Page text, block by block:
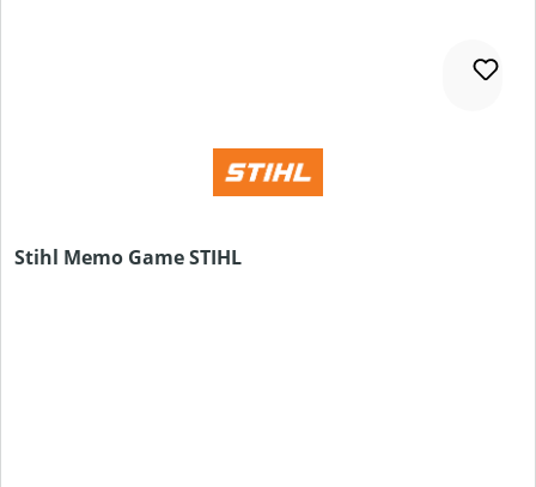
Stihl Memo Game STIHL